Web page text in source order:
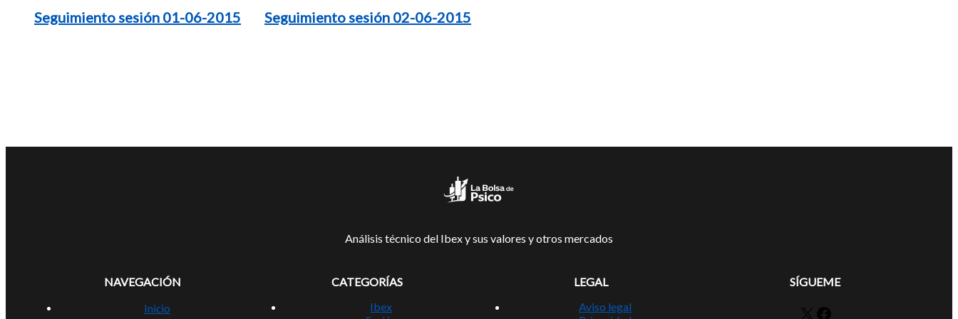
Seguimiento sesión 01-06-2015 Seguimiento sesión 02-06-2015
Análisis técnico del Ibex y sus valores y otros mercados
NAVEGACIÓN
Inicio
CATEGORÍAS
Ibex
LEGAL
Aviso legal
SÍGUEME
X Facebook